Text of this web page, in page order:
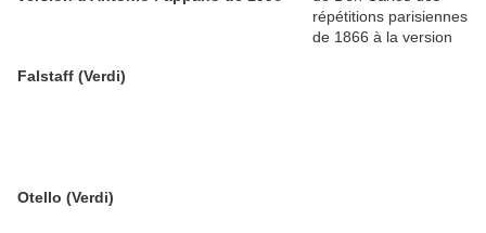
Falstaff (Verdi)
Otello (Verdi)